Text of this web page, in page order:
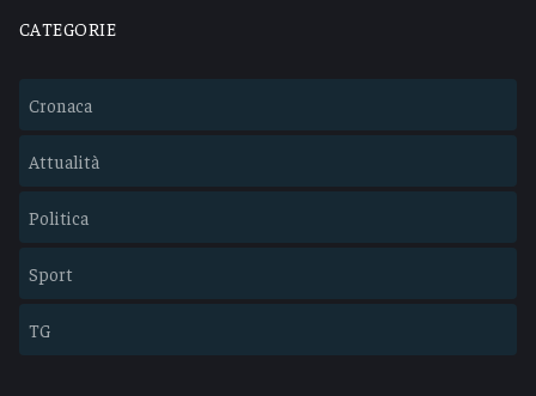
CATEGORIE
Cronaca
Attualità
Politica
Sport
TG